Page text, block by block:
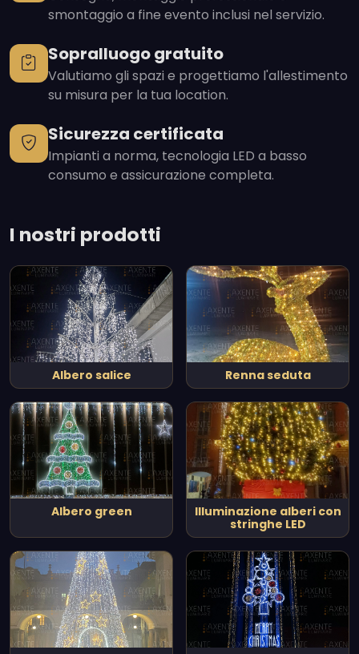
smontaggio a fine evento inclusi nel servizio.
Sopralluogo gratuito
Valutiamo gli spazi e progettiamo l'allestimento
su misura per la tua location.
Sicurezza certificata
Impianti a norma, tecnologia LED a basso
consumo e assicurazione completa.
I nostri prodotti
Albero salice Renna seduta
Albero green
Illuminazione alberi con
stringhe LED